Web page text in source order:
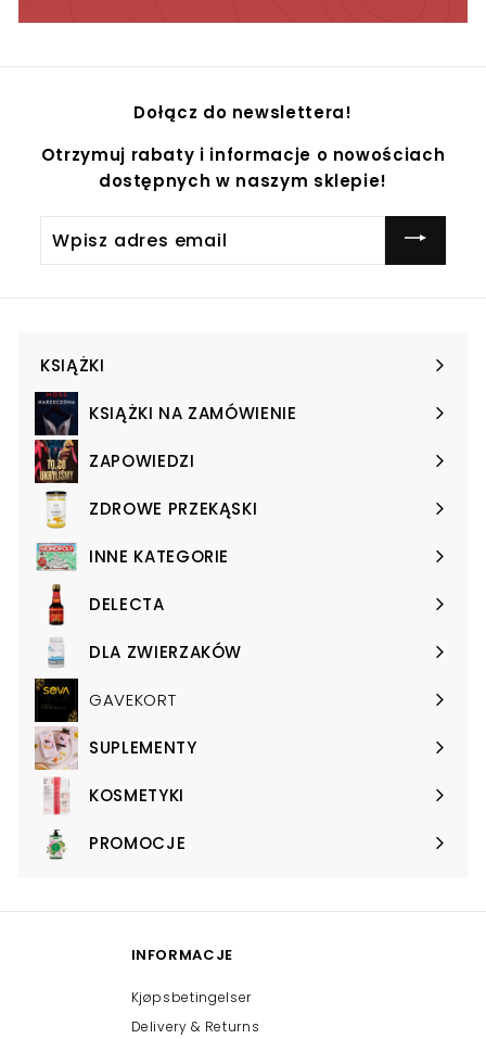
Dołącz do newslettera!
Otrzymuj rabaty i informacje o nowościach
dostępnych w naszym sklepie!
adres
KSIĄŻKI
Expand
submenuKSIĄŻKI NA ZAMÓWIENIE
Expand
submenuZAPOWIEDZI
Expand
submenuZDROWE PRZEKĄSKI
Expand
submenuINNE KATEGORIE
Expand
submenuDELECTA
Expand
submenuDLA ZWIERZAKÓW
Expand
submenuGAVEKORT
SUPLEMENTY
Expand
submenuKOSMETYKI
Expand
submenuPROMOCJE
Expand
INFORMACJE
Kjøpsbetingelser
Delivery & Returns